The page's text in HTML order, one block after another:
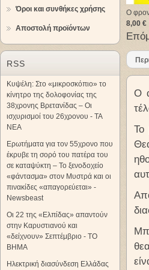
Όροι και συνθήκες χρήσης
Αποστολή προϊόντων
RSS
Κυψέλη: Στο «μικροσκόπιο» το
κίνητρο της δολοφονίας της
38χρονης Βρετανίδας – Οι
ισχυρισμοί του 26χρονου - ΤΑ
ΝΕΑ
Ερωτήματα για τον 55χρονο που
έκρυβε τη σορό του πατέρα του
σε καταψύκτη – Το ξενοδοχείο
«φάντασμα» στον Μυστρά και οι
πινακίδες «απαγορεύεται» -
Newsbeast
Οι 22 της «Ελπίδας» απαντούν
στην Καρυστιανού και
«δείχνουν» Σεπτέμβριο - ΤΟ
ΒΗΜΑ
Ηλεκτρική διασύνδεση Ελλάδας
Ο
8,00 €
Ο
Το